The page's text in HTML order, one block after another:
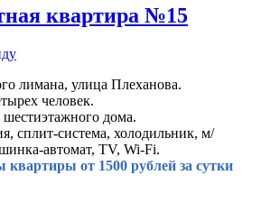
квартира №15
лимана, улица Плеханова.
человек.
шестиэтажного дома.
сплит-система, холодильник, м/
автомат, TV, Wi-Fi.
квартиры от 1500 рублей за сутки